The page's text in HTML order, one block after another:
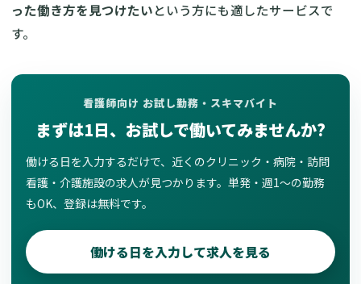
った働き方を見つけたいという方にも適したサービスで
す。
看護師向け お試し勤務・スキマバイト
まずは1日、お試しで働いてみませんか?
働ける日を入力するだけで、近くのクリニック・病院・訪問
看護・介護施設の求人が見つかります。単発・週1〜の勤務
もOK、登録は無料です。
働ける日を入力して求人を見る